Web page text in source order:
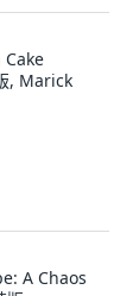
, Marick
A Chaos